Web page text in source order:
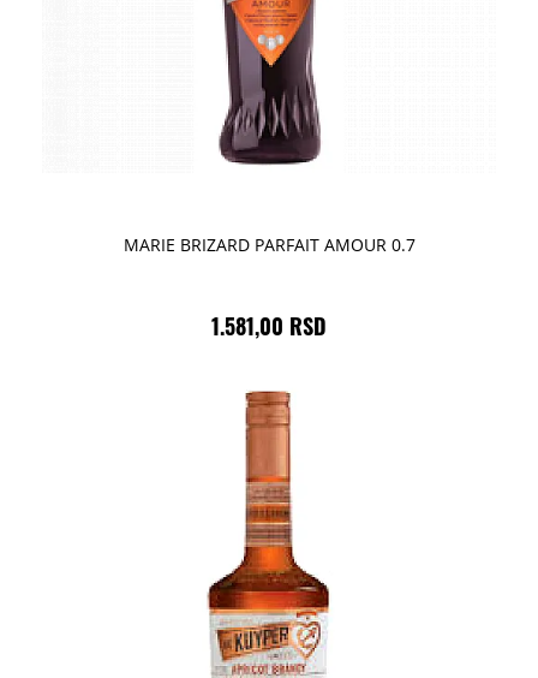
MARIE BRIZARD PARFAIT AMOUR 0.7
1.581,00 RSD